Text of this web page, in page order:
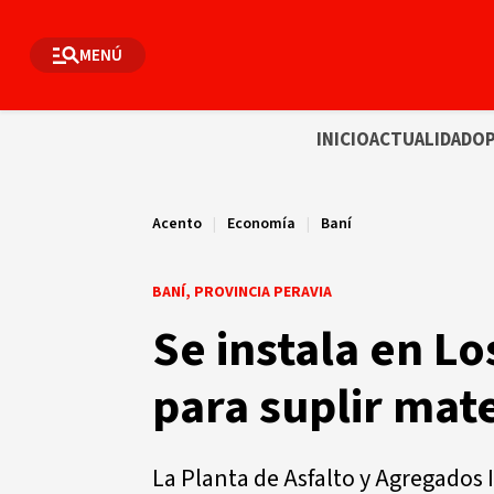
MENÚ
INICIOACTUALIDAD
Acento | Economía | Baní
BANÍ, PROVINCIA PERAVIA
Se instala en
para suplir
La Planta de Asfalto y